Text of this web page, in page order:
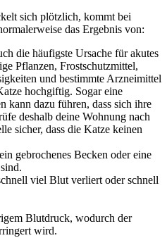
sich plötzlich, kommt bei
das Ergebnis von:
die häufigste Ursache für akutes
Pflanzen, Frostschutzmittel,
und bestimmte Arzneimittel
hochgiftig. Sogar eine
kann dazu führen, dass sich ihre
deshalb deine Wohnung nach
sicher, dass die Katze keinen
gebrochenes Becken oder eine
viel Blut verliert oder schnell
Blutdruck, wodurch der
wird.